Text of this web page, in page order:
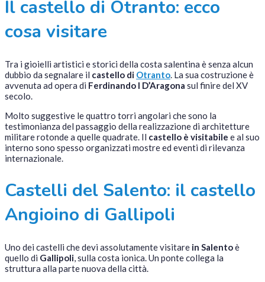
Il castello di Otranto: ecco
cosa visitare
Tra i gioielli artistici e storici della costa salentina è senza alcun
dubbio da segnalare il castello di Otranto. La sua costruzione è
avvenuta ad opera di Ferdinando I D’Aragona sul finire del XV
secolo.
Molto suggestive le quattro torri angolari che sono la
testimonianza del passaggio della realizzazione di architetture
militare rotonde a quelle quadrate. Il castello è visitabile e al suo
interno sono spesso organizzati mostre ed eventi di rilevanza
internazionale.
Castelli del Salento: il castello
Angioino di Gallipoli
Uno dei castelli che devi assolutamente visitare in Salentoè
quello di Gallipoli, sulla costa ionica. Un ponte collega la
struttura alla parte nuova della città.